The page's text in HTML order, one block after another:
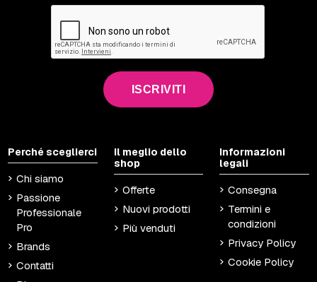
ISCRIVITI
Perché sceglierci
Chi siamo
Passione
Professionale
Pro
Brands
Contatti
Il meglio dello
shop
Offerte
Nuovi prodotti
Più venduti
Informazioni
legali
Consegna
Termini e
condizioni
Privacy Policy
Cookie Policy